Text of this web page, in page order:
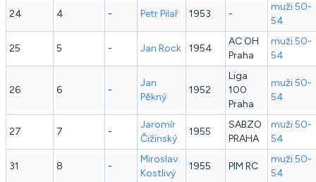
24 4 - PetrPilař 1953 -
muži 50-
54
25 5 - Jan Rock 1954
AC OH
Praha
muži 50-
54
26 6 -
Jan
Pěkný
1952
Liga
100
Praha
muži 50-
54
27 7 -
Jaromír
Čižinský
1955
SABZO
PRAHA
muži 50-
54
31 8 -
Miroslav
Kostlivý
1955 PIM RC
muži 50-
54